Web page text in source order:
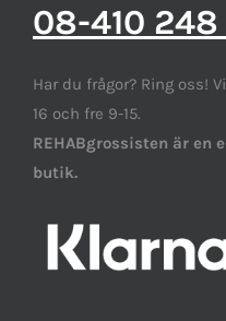
08-410
Har du frågor? Ring oss!
16 och fre 9-15.
REHABgrossisten är en
butik.